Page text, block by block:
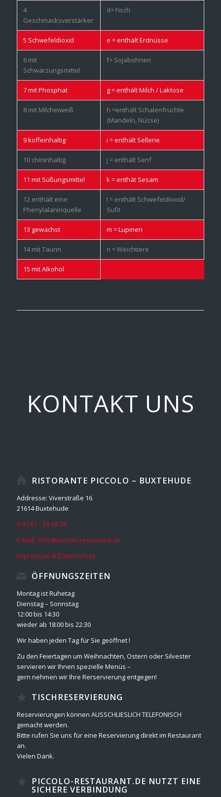
4
Geschmacksverstärker
d= Fisch
5 Schwefeldioxid e = enthält Erdnüsse
6 mit
Schwärzungsmittel
f= Sojabohnen
7 mit Phosphat g = enthält Milch / Laktose
8 mit Milcheiweiß
h =enthält Schalenfrüchte
(Mandeln, Nüsse)
9 koffeinhaltig i = enthält Sellerie
10 chininhaltig j = enthält Senf
11 mit Süßungsmittel k = enthät Sesam
12 enthält eine
Phenylalaninquelle
I = enthält Schwefeldioxid/
Sufit
13 gewachst m = Lupinen
14 mit Taurin n = Weichtiere
15 mit Alkohol
KONTAKT UNS
RISTORANTE PICCOLO – BUXTEHUDE
Addresse: Viverstraße 16
21614 Buxtehude
0 41 61 / 59 68 78
E-Mail.: info@piccolo-restaurant.de
Impressum & Datenschutz
ÖFFNUNGSZEITEN
Montag ist Ruhetag
Dienstag – Sonnstag
12:00 bis 14:30
wieder ab 18:00 bis 22:30
Wir haben jeden Tag für Sie geöffnet !
Zu den Feiertagen um Weihnachten, Ostern oder Silvester
servieren wir Ihnen spezielle Menüs –
gern nehmen wir Ihre Rerservierung entgegen!
TISCHRESERVIERUNG
Reservierungen können AUSSCHLIESLICH TELEFONISCH
gemacht werden.
Bitte rufen Sie uns für eine Reservierung direkt im Restaurant
an.
Vielen Dank.
PICCOLO-RESTAURANT.DE NUTZT EINE
SICHERE VERBINDUNG